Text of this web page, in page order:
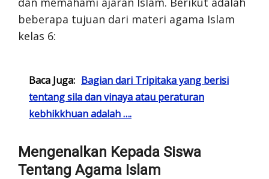
beberapa tujuan dari materi agama Islam
kelas 6:
Baca Juga: Bagian dari Tripitaka yang berisi
tentang sila dan vinaya atau peraturan
kebhikkhuan adalah ….
Mengenalkan Kepada Siswa
Tentang Agama Islam